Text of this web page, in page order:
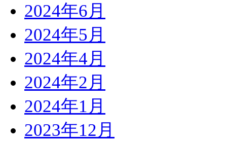
2024年6月
2024年5月
2024年4月
2024年2月
2024年1月
2023年12月